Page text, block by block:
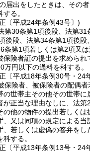
届出をしたときは、その
る。
〔平成24年条例43号〕)
第30条第1項後段、法第31
後段、法第34条第1項後段
条第1項若しくは第2項又
保険者証の提出を求められ
万円以下の過料を科する。
〔平成18年条例30号・24
保険者、被保険者の配偶
の世帯主その他その世帯に
が正当な理由なしに、法第
の他の物件の提出若しくは
、又は同項の規定による当
、若しくは虚偽の答弁をし
する。
〔平成13年条例13号・24